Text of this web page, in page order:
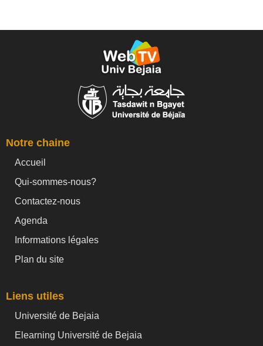
Notre chaine
Accueil
Qui-sommes-nous?
Contactez-nous
Agenda
Informations légales
Plan du site
Liens utiles
Université de Bejaia
Elearning Université de Bejaia